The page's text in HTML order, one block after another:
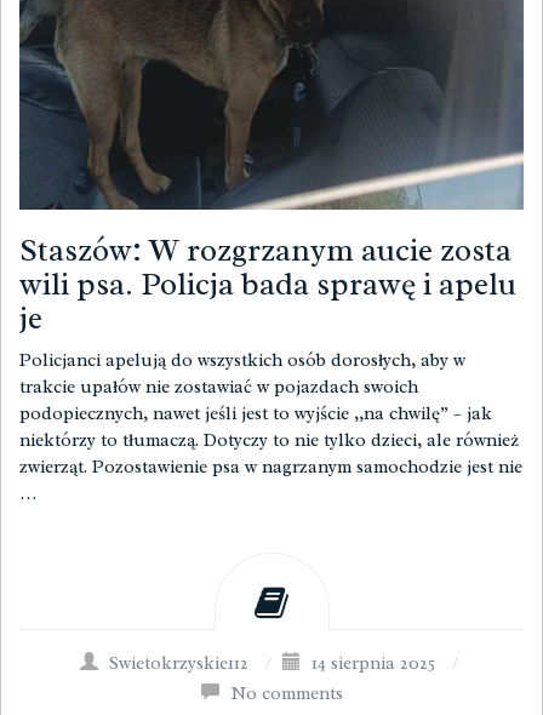
Staszów: W rozgrzanym aucie zosta
wili psa. Policja bada sprawę i apelu
je
Policjanci apelują do wszystkich osób dorosłych, aby w
trakcie upałów nie zostawiać w pojazdach swoich
podopiecznych, nawet jeśli jest to wyjście ,,na chwilę” – jak
niektórzy to tłumaczą. Dotyczy to nie tylko dzieci, ale również
zwierząt. Pozostawienie psa w nagrzanym samochodzie jest nie
…
Swietokrzyskie112 / 14 sierpnia 2025
/
No comments